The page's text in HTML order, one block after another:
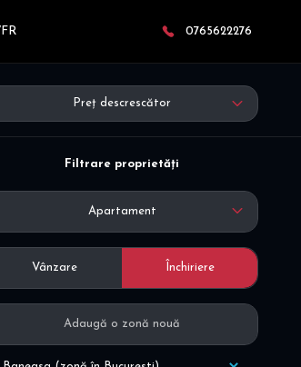
0765622276
Preț descrescător
Filtrare proprietăți
Apartament
Vânzare Închiriere